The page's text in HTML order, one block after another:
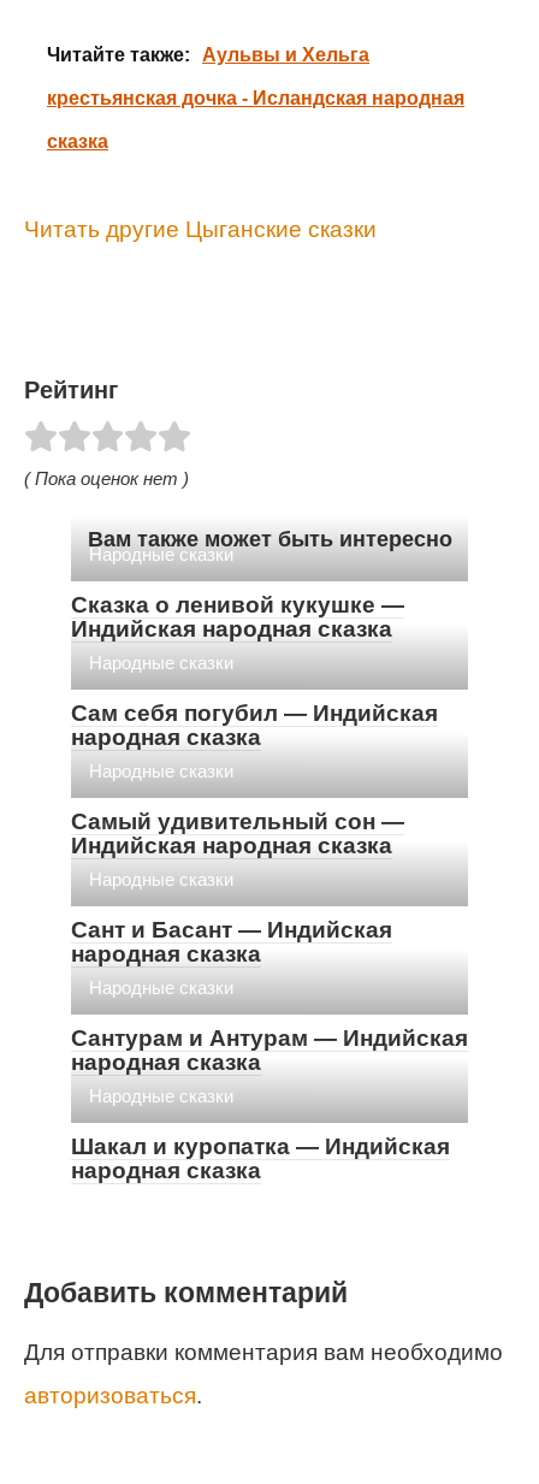
Читайте также: Аульвы и Хельга
крестьянская дочка - Исландская народная
сказка
Читать другие Цыганские сказки
Рейтинг
( Пока оценок нет )
Вам также может быть интересно
Народные сказки
Сказка о ленивой кукушке —
Индийская народная сказка
Народные сказки
Сам себя погубил — Индийская
народная сказка
Народные сказки
Самый удивительный сон —
Индийская народная сказка
Народные сказки
Сант и Басант — Индийская
народная сказка
Народные сказки
Сантурам и Антурам — Индийская
народная сказка
Народные сказки
Шакал и куропатка — Индийская
народная сказка
Добавить комментарий
Для отправки комментария вам необходимо
авторизоваться.